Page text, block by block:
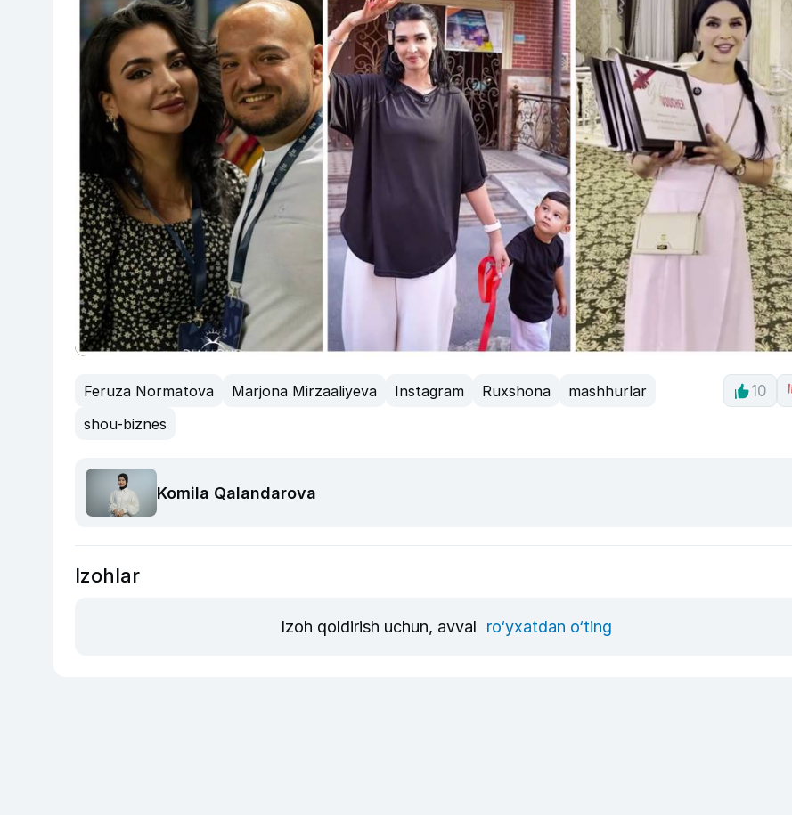
Feruza Normatova Marjona Mirzaaliyeva Instagram Ruxshona
mashhurlar
shou-biznes
10
Komila Qalandarova
Izohlar
Izoh qoldirish uchun, avval ro‘yxatdan o‘ting